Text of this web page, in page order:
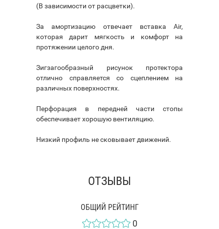
(В зависимости от расцветки).
За амортизацию отвечает вставка Air,
которая дарит мягкость и комфорт на
протяжении целого дня.
Зигзагообразный рисунок протектора
отлично справляется со сцеплением на
различных поверхностях.
Перфорация в передней части стопы
обеспечивает хорошую вентиляцию.
Низкий профиль не сковывает движений.
ОТЗЫВЫ
ОБЩИЙ РЕЙТИНГ
0